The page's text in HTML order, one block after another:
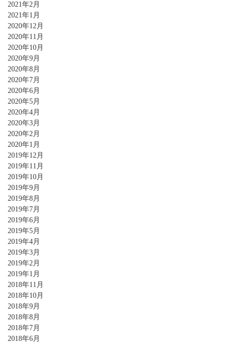
2021年2月
2021年1月
2020年12月
2020年11月
2020年10月
2020年9月
2020年8月
2020年7月
2020年6月
2020年5月
2020年4月
2020年3月
2020年2月
2020年1月
2019年12月
2019年11月
2019年10月
2019年9月
2019年8月
2019年7月
2019年6月
2019年5月
2019年4月
2019年3月
2019年2月
2019年1月
2018年11月
2018年10月
2018年9月
2018年8月
2018年7月
2018年6月